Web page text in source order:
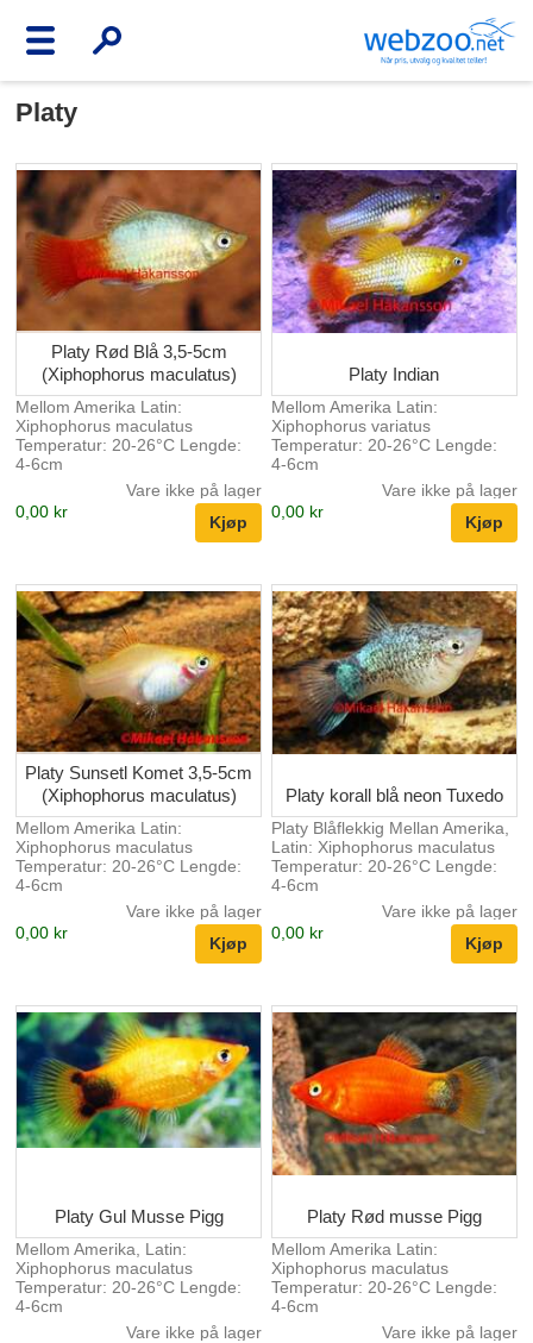
Platy
Platy Rød Blå 3,5-5cm
(Xiphophorus maculatus)
Mellom Amerika Latin:
Xiphophorus maculatus
Temperatur: 20-26°C Lengde:
4-6cm
Vare ikke på lager
0,00 kr
Platy Indian
Mellom Amerika Latin:
Xiphophorus variatus
Temperatur: 20-26°C Lengde:
4-6cm
Vare ikke på lager
0,00 kr
Platy Sunsetl Komet 3,5-5cm
(Xiphophorus maculatus)
Mellom Amerika Latin:
Xiphophorus maculatus
Temperatur: 20-26°C Lengde:
4-6cm
Vare ikke på lager
0,00 kr
Platy korall blå neon Tuxedo
Platy Blåflekkig Mellan Amerika,
Latin: Xiphophorus maculatus
Temperatur: 20-26°C Lengde:
4-6cm
Vare ikke på lager
0,00 kr
Platy Gul Musse Pigg
Mellom Amerika, Latin:
Xiphophorus maculatus
Temperatur: 20-26°C Lengde:
4-6cm
Vare ikke på lager
Platy Rød musse Pigg
Mellom Amerika Latin:
Xiphophorus maculatus
Temperatur: 20-26°C Lengde:
4-6cm
Vare ikke på lager